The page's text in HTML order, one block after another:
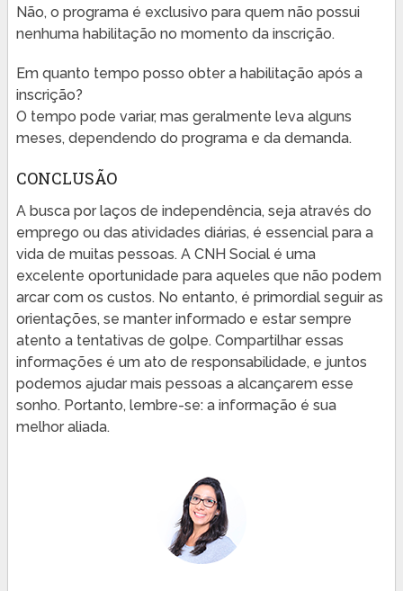
Não, o programa é exclusivo para quem não possui
nenhuma habilitação no momento da inscrição.
Em quanto tempo posso obter a habilitação após a
inscrição?
O tempo pode variar, mas geralmente leva alguns
meses, dependendo do programa e da demanda.
CONCLUSÃO
A busca por laços de independência, seja através do
emprego ou das atividades diárias, é essencial para a
vida de muitas pessoas. A CNH Social é uma
excelente oportunidade para aqueles que não podem
arcar com os custos. No entanto, é primordial seguir as
orientações, se manter informado e estar sempre
atento a tentativas de golpe. Compartilhar essas
informações é um ato de responsabilidade, e juntos
podemos ajudar mais pessoas a alcançarem esse
sonho. Portanto, lembre-se: a informação é sua
melhor aliada.